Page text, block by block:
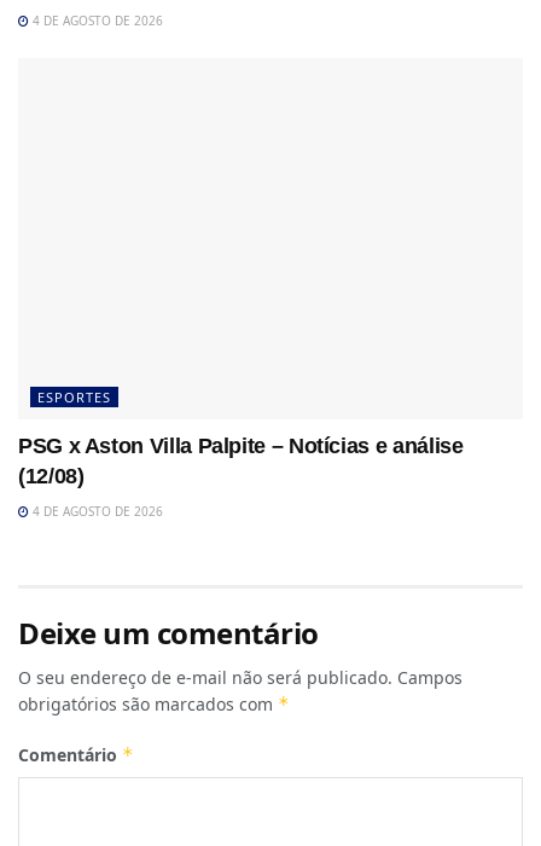
4 DE AGOSTO DE 2026
ESPORTES
PSG x Aston Villa Palpite – Notícias e análise
(12/08)
4 DE AGOSTO DE 2026
Deixe um comentário
O seu endereço de e-mail não será publicado. Campos
obrigatórios são marcados com *
Comentário *